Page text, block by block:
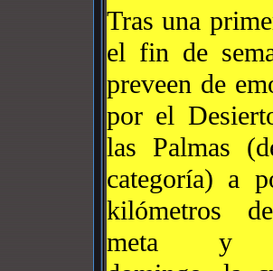
Tras una
el fin de
preveen de
por el
las Palmas
categoría) a
kilómetros
metay